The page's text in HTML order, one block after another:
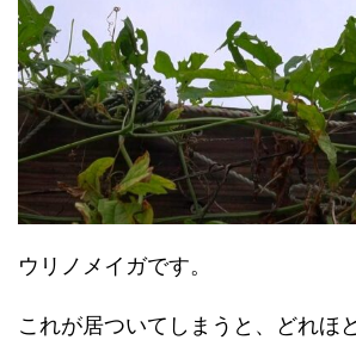
ウリノメイガです。
これが居ついてしまうと、どれほ